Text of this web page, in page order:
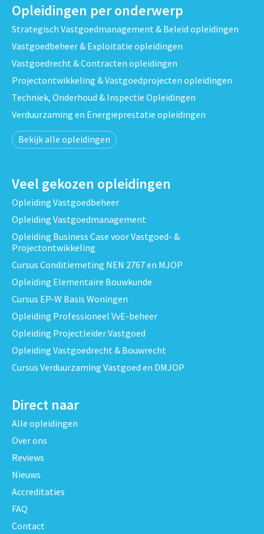
Opleidingen per onderwerp
Strategisch Vastgoedmanagement & Beleid opleidingen
Vastgoedbeheer & Exploitatie opleidingen
Vastgoedrecht & Contracten opleidingen
Projectontwikkeling & Vastgoedprojecten opleidingen
Techniek, Onderhoud & Inspectie Opleidingen
Verduurzaming en Energieprestatie opleidingen
Bekijk alle opleidingen
Veel gekozen opleidingen
Opleiding Vastgoedbeheer
Opleiding Vastgoedmanagement
Opleiding Business Case voor Vastgoed- &
Projectontwikkeling
Cursus Conditiemeting NEN 2767 en MJOP
Opleiding Elementaire Bouwkunde
Cursus EP-W Basis Woningen
Opleiding Professioneel VvE-beheer
Opleiding Projectleider Vastgoed
Opleiding Vastgoedrecht & Bouwrecht
Cursus Verduurzaming Vastgoed en DMJOP
Direct naar
Alle opleidingen
Over ons
Reviews
Nieuws
Accreditaties
FAQ
Contact